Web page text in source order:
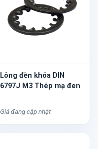
Lông đền khóa DIN
6797J M3 Thép mạ đen
Giá đang cập nhật